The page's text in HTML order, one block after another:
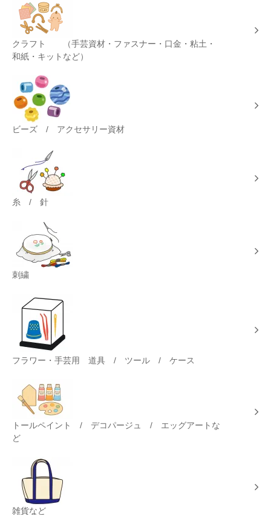
クラフト （手芸資材・ファスナー・口金・粘土・
和紙・キットなど）
ビーズ / アクセサリー資材
糸 / 針
刺繍
フラワー・手芸用 道具 / ツール / ケース
トールペイント / デコパージュ / エッグアートな
ど
雑貨など